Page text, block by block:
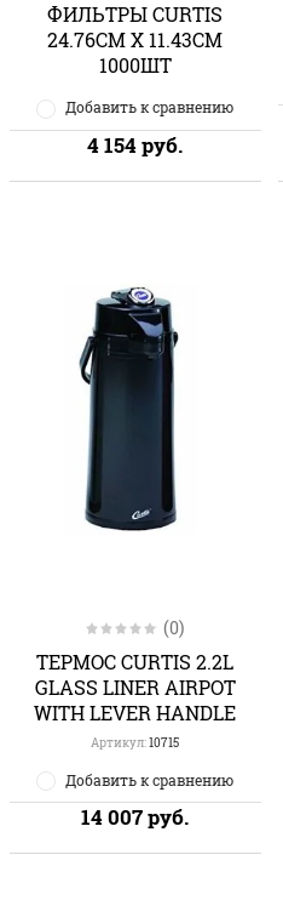
ФИЛЬТРЫ CURTIS
24.76CM X 11.43CM
1000ШТ
Добавить к сравнению
4 154руб.
(0)
ТЕРМОС CURTIS 2.2L
GLASS LINER AIRPOT
WITH LEVER HANDLE
Артикул:10715
Добавить к сравнению
14 007руб.